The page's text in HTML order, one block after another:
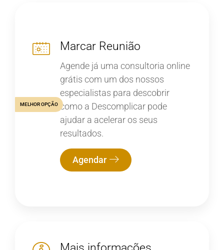
Marcar Reunião
Agende já uma consultoria online
grátis com um dos nossos
especialistas para descobrir
como a Descomplicar pode
ajudar a acelerar os seus
resultados.
Agendar
MELHOR OPÇÃO